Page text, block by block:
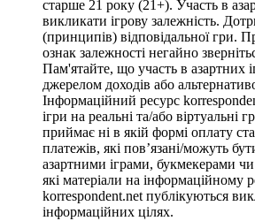
старше 21 року (21+). Участь в
викликати ігрову залежність.
(принципів) відповідальної гри.
ознак залежності негайно
Пам'ятайте, що участь в азартних
джерелом доходів або
Інформаційний ресурс
ігри на реальні та/або віртуальні
приймає ні в якій формі оплату
платежів, які пов’язані/можуть
азартними іграми, букмекерами чи
які матеріали на інформаційному
korrespondent.net публікуються
інформаційних цілях.